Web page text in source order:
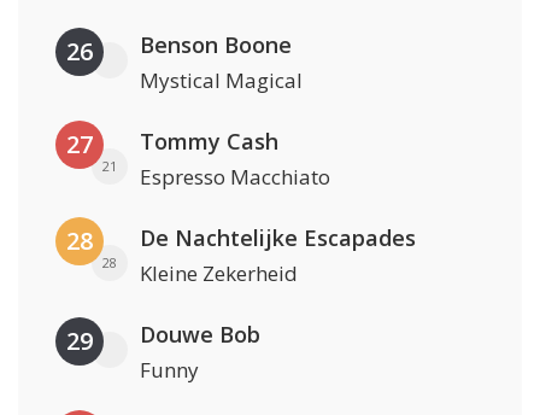
26 Benson Boone
Mystical Magical
27
21
Tommy Cash
Espresso Macchiato
28
28
De Nachtelijke Escapades
Kleine Zekerheid
29 Douwe Bob
Funny